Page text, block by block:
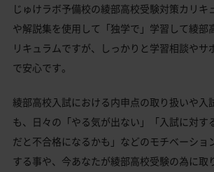
じゅけラボ予備校の綾部高校受験対策カリキ
や解説集を使用して「独学で」学習して綾部
リキュラムですが、しっかりと学習相談やサ
で安心です。
綾部高校入試における内申点の取り扱いや入
も、日々の「やる気が出ない」「入試に対す
だと不合格になるかも」などのモチベーショ
する事や、今あなたが綾部高校受験の為に取